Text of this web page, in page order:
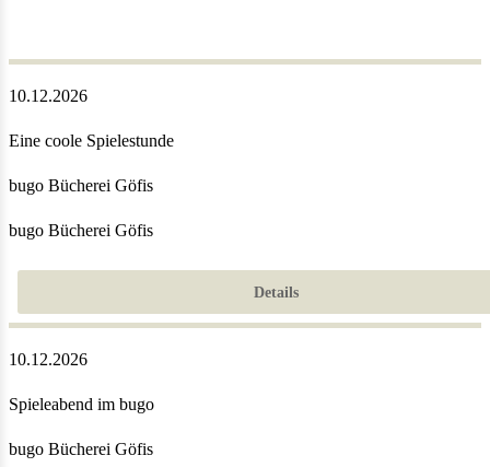
10.12.2026
Eine coole Spielestunde
bugo Bücherei Göfis
bugo Bücherei Göfis
Details
10.12.2026
Spieleabend im bugo
bugo Bücherei Göfis